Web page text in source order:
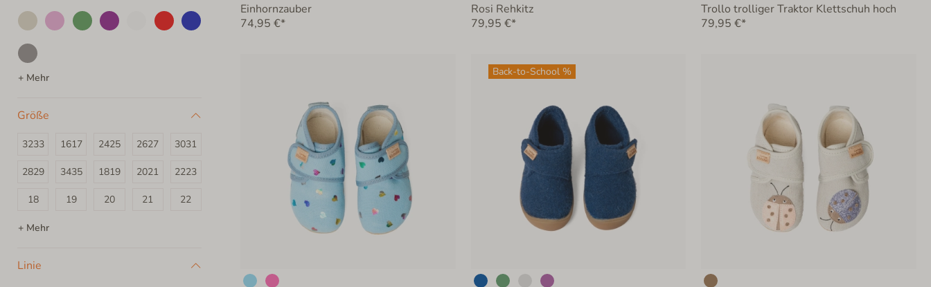
+ Mehr
Größe
3233 1617 2425 2627 3031
2829 3435 1819 2021 2223
18 19 20 21 22
23
+ Mehr
Linie
Einhornzauber
74,95 €*
Rosi Rehkitz
79,95 €*
Trollo trolliger Traktor Klettschuh hoch
79,95 €*
Back-to-School %